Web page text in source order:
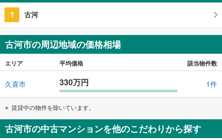
1 古河
古河市の周辺地域の価格相場
エリア 平均価格 該当物件数
久喜市 330万円 1件
賃貸中の物件を除いています。
古河市の中古マンションを他のこだわりから探す